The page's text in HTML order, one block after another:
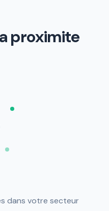
proximite
dans votre secteur